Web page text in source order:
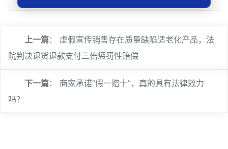
上一篇： 虚假宣传销售存在质量缺陷适老化产品，法
院判决退货退款支付三倍惩罚性赔偿
下一篇： 商家承诺“假一赔十”，真的具有法律效力
吗？